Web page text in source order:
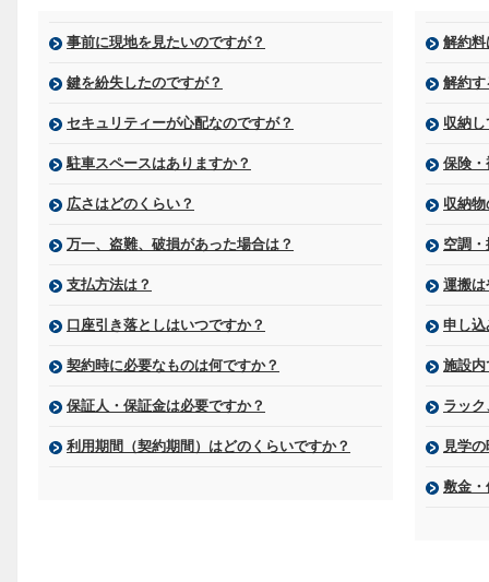
事前に現地を見たいのですが？
鍵を紛失したのですが？
セキュリティーが心配なのですが？
駐車スペースはありますか？
広さはどのくらい？
万一、盗難、破損があった場合は？
支払方法は？
口座引き落としはいつですか？
契約時に必要なものは何ですか？
保証人・保証金は必要ですか？
利用期間（契約期間）はどのくらいですか？
解約料
解約す
収納
保険・
収納
空調
運搬は
申し込
施設内
ラッ
見学
敷金・